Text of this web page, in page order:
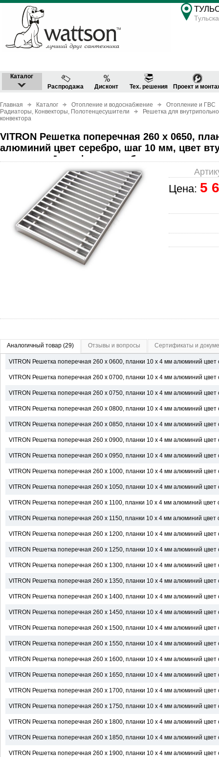
Каталог
Распродажа
Дисконт Тех. решения Проект и
Главная Каталог Отопление и водоснабжение
Отопление и ГВС
Радиаторы, Конвекторы, Полотенцесушители
Решетка для
конвектора
VITRON Решетка поперечная 260 х 0650,
алюминий цвет серебро, шаг 10 мм, цвет
окантовка J-профиль серебро
Цена: 5
Аналогичный товар (29) Отзывы и вопросы Сертификаты и
VITRON Решетка поперечная 260 х 0600, планки 10 х 4 мм алюминий
VITRON Решетка поперечная 260 х 0700, планки 10 х 4 мм алюминий
VITRON Решетка поперечная 260 х 0750, планки 10 х 4 мм алюминий
VITRON Решетка поперечная 260 х 0800, планки 10 х 4 мм алюминий
VITRON Решетка поперечная 260 х 0850, планки 10 х 4 мм алюминий
VITRON Решетка поперечная 260 х 0900, планки 10 х 4 мм алюминий
VITRON Решетка поперечная 260 х 0950, планки 10 х 4 мм алюминий
VITRON Решетка поперечная 260 х 1000, планки 10 х 4 мм алюминий
VITRON Решетка поперечная 260 х 1050, планки 10 х 4 мм алюминий
VITRON Решетка поперечная 260 х 1100, планки 10 х 4 мм алюминий
VITRON Решетка поперечная 260 х 1150, планки 10 х 4 мм алюминий
VITRON Решетка поперечная 260 х 1200, планки 10 х 4 мм алюминий
VITRON Решетка поперечная 260 х 1250, планки 10 х 4 мм алюминий
VITRON Решетка поперечная 260 х 1300, планки 10 х 4 мм алюминий
VITRON Решетка поперечная 260 х 1350, планки 10 х 4 мм алюминий
VITRON Решетка поперечная 260 х 1400, планки 10 х 4 мм алюминий
VITRON Решетка поперечная 260 х 1450, планки 10 х 4 мм алюминий
VITRON Решетка поперечная 260 х 1500, планки 10 х 4 мм алюминий
VITRON Решетка поперечная 260 х 1550, планки 10 х 4 мм алюминий
VITRON Решетка поперечная 260 х 1600, планки 10 х 4 мм алюминий
VITRON Решетка поперечная 260 х 1650, планки 10 х 4 мм алюминий
VITRON Решетка поперечная 260 х 1700, планки 10 х 4 мм алюминий
VITRON Решетка поперечная 260 х 1750, планки 10 х 4 мм алюминий
VITRON Решетка поперечная 260 х 1800, планки 10 х 4 мм алюминий
VITRON Решетка поперечная 260 х 1850, планки 10 х 4 мм алюминий
VITRON Решетка поперечная 260 х 1900, планки 10 х 4 мм алюминий